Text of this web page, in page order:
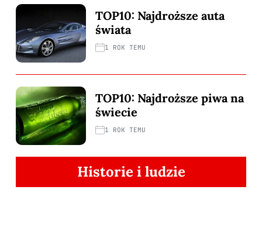
TOP10: Najdroższe auta
świata
1 ROK TEMU
TOP10: Najdroższe piwa na
świecie
1 ROK TEMU
Historie i ludzie